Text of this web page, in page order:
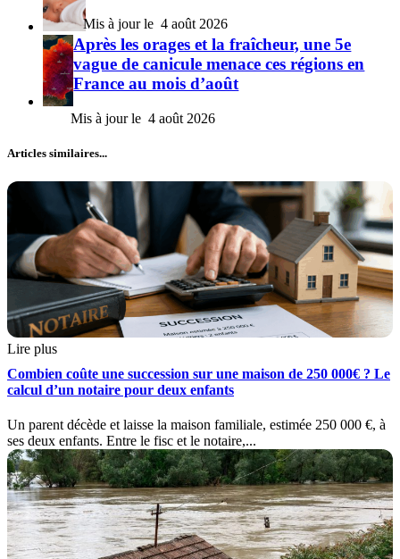
4 août 2026
Après les orages et la fraîcheur, une 5e
vague de canicule menace ces régions en
France au mois d’août
4 août 2026
Articles similaires...
Lire plus
Combien coûte une succession sur une maison de 250 000€ ? Le
calcul d’un notaire pour deux enfants
Un parent décède et laisse la maison familiale, estimée 250 000 €, à
ses deux enfants. Entre le fisc et le notaire,...